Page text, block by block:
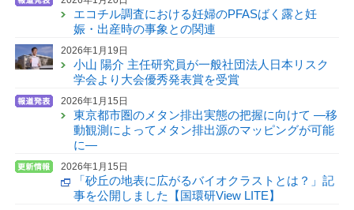
エコチル調査における妊婦のPFASばく露と妊
娠・出産時の事象との関連
2026年1月19日
小山 陽介 主任研究員が一般社団法人日本リスク
学会より大会優秀発表賞を受賞
2026年1月15日
東京都市圏のメタン排出実態の把握に向けて —移
動観測によってメタン排出源のマッピングが可能
に—
2026年1月15日
「砂丘の地表に広がるバイオクラストとは？」記
事を公開しました【国環研View LITE】